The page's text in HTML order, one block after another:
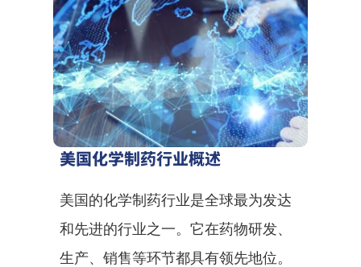
美国化学制药行业概述
美国的化学制药行业是全球最为发达
和先进的行业之一。它在药物研发、
生产、销售等环节都具有领先地位。